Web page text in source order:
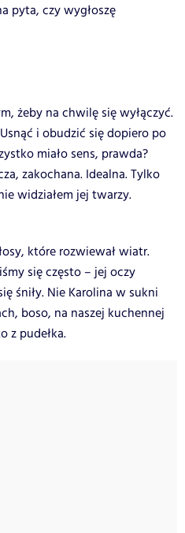
pyta, czy wygłoszę
żeby na chwilę się wyłączyć.
i obudzić się dopiero po
miało sens, prawda?
zakochana. Idealna. Tylko
widziałem jej twarzy.
które rozwiewał wiatr.
się często – jej oczy
śniły. Nie Karolina w sukni
boso, na naszej kuchennej
z pudełka.